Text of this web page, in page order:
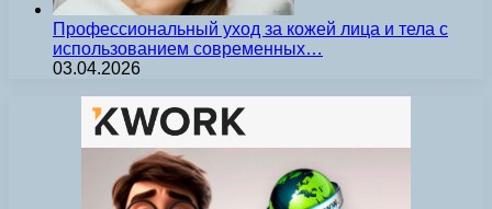
Профессиональный уход за кожей лица и тела с
использованием современных…
03.04.2026